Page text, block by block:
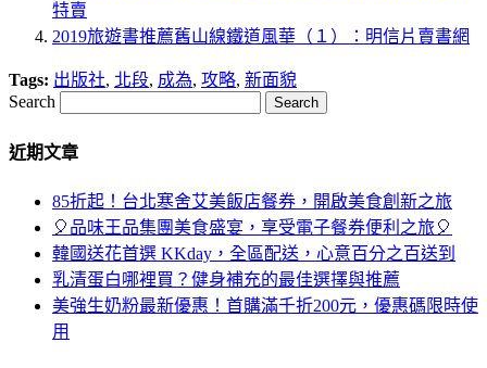
特賣
2019旅遊書推薦舊山線鐵道風華（１）：明信片賣書網
Tags: 出版社, 北段, 成為, 攻略, 新面貌
Search
近期文章
85折起！台北寒舍艾美飯店餐券，開啟美食創新之旅
🎈品味王品集團美食盛宴，享受電子餐券便利之旅🎈
韓國送花首選 KKday，全區配送，心意百分之百送到
乳清蛋白哪裡買？健身補充的最佳選擇與推薦
美強生奶粉最新優惠！首購滿千折200元，優惠碼限時使
用